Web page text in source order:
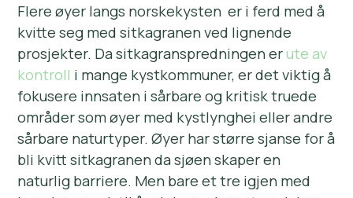
Flere øyer langs norskekysten er i ferd med å
kvitte seg med sitkagranen ved lignende
prosjekter. Da sitkagranspredningen erute av
kontroll i mange kystkommuner, er det viktig å
fokusere innsaten i sårbare og kritisk truede
områder som øyer med kystlynghei eller andre
sårbare naturtyper. Øyer har større sjanse for å
bli kvitt sitkagranen da sjøen skaper en
naturlig barriere. Men bare et tre igjen med